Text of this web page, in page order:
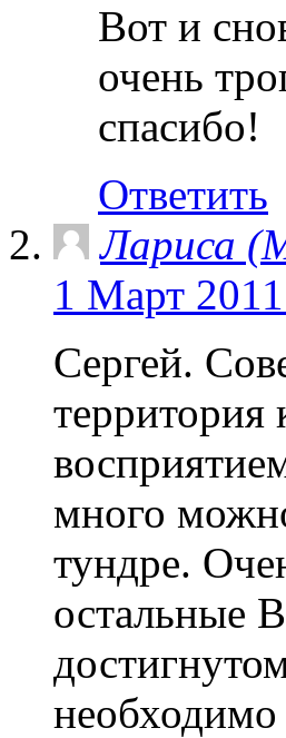
Вот и
очень
спасибо!
Ответить
Лариса
1 Март
Сергей.
много
тундре.
остальные